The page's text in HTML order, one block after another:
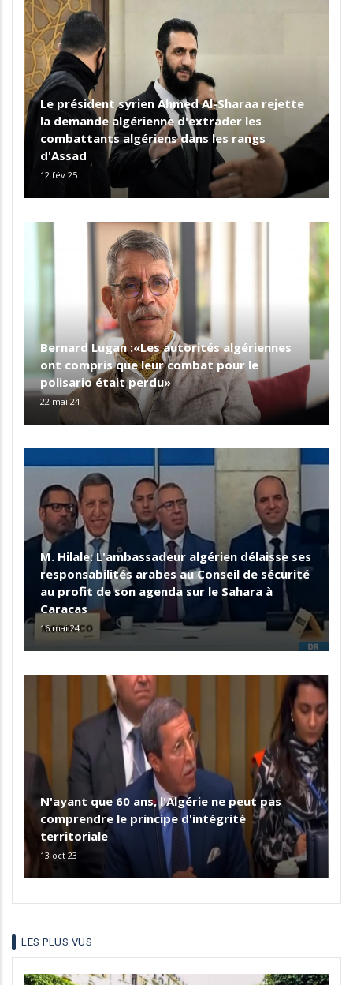
Le président syrien Ahmed Al-Sharaa rejette
la demande algérienne d'extrader les
combattants algériens dans les rangs
d'Assad
12 fév 25
Bernard Lugan :«Les autorités algériennes
ont compris que leur combat pour le
polisario était perdu»
22 mai 24
M. Hilale: L'ambassadeur algérien délaisse ses
responsabilités arabes au Conseil de sécurité
au profit de son agenda sur le Sahara à
Caracas
16 mai 24
N'ayant que 60 ans, l'Algérie ne peut pas
comprendre le principe d'intégrité
territoriale
13 oct 23
LES PLUS VUS